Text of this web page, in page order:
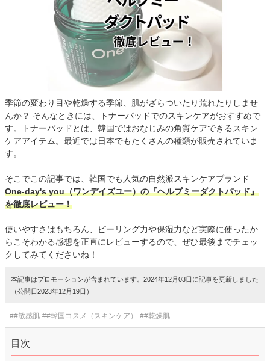
季節の変わり目や乾燥する季節、肌がざらついたり荒れたりしませ
んか？ そんなときには、トナーパッドでのスキンケアがおすすめで
す。トナーパッドとは、韓国ではおなじみの角質ケアできるスキン
ケアアイテム。最近では日本でもたくさんの種類が販売されていま
す。
そこでこの記事では、韓国でも人気の自然派スキンケアブランド
One-day's you（ワンデイズユー）の『ヘルプミーダクトパッド』
を徹底レビュー！
使いやすさはもちろん、ピーリング力や保湿力など実際に使ったか
らこそわかる感想を正直にレビューするので、ぜひ最後までチェッ
クしてみてくださいね！
本記事はプロモーションが含まれています。2024年12月03日に記事を更新しました
（公開日2023年12月19日）
##敏感肌 ##韓国コスメ（スキンケア） ##乾燥肌
目次